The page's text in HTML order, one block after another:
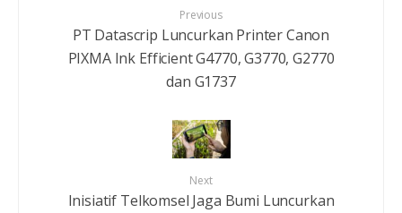
Previous
PT Datascrip Luncurkan Printer Canon
PIXMA Ink Efficient G4770, G3770, G2770
dan G1737
Next
Inisiatif Telkomsel Jaga Bumi Luncurkan